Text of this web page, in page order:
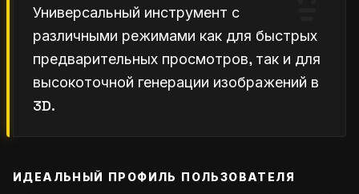
Универсальный инструмент с
различными режимами как для быстрых
предварительных просмотров, так и для
высокоточной генерации изображений в
3D.
ИДЕАЛЬНЫЙ ПРОФИЛЬ ПОЛЬЗОВАТЕЛЯ